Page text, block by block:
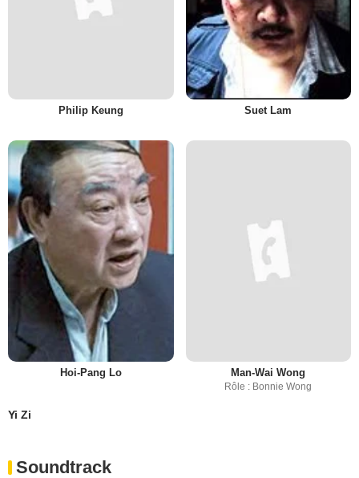
Philip Keung Suet Lam
Hoi-Pang Lo Man-Wai Wong
Rôle : Bonnie Wong
Yi Zi
Soundtrack